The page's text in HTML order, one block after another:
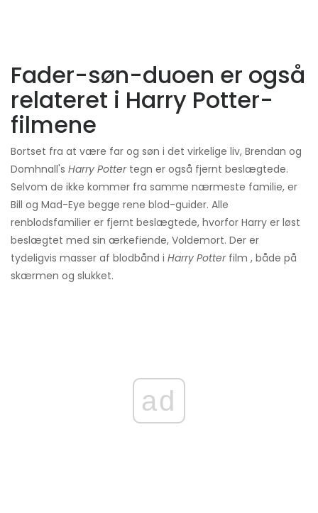
Fader-søn-duoen er også
relateret i Harry Potter-
filmene
Bortset fra at være far og søn i det virkelige liv, Brendan og
Domhnall's Harry Pottertegn er også fjernt beslægtede.
Selvom de ikke kommer fra samme nærmeste familie, er
Bill og Mad-Eye begge rene blod-guider. Alle
renblodsfamilier er fjernt beslægtede, hvorfor Harry er løst
beslægtet med sin ærkefiende, Voldemort. Der er
tydeligvis masser af blodbånd i Harry Potterfilm , både på
skærmen og slukket.
ad